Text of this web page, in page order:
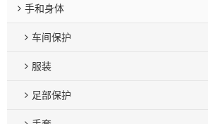
手和身体
车间保护
服装
足部保护